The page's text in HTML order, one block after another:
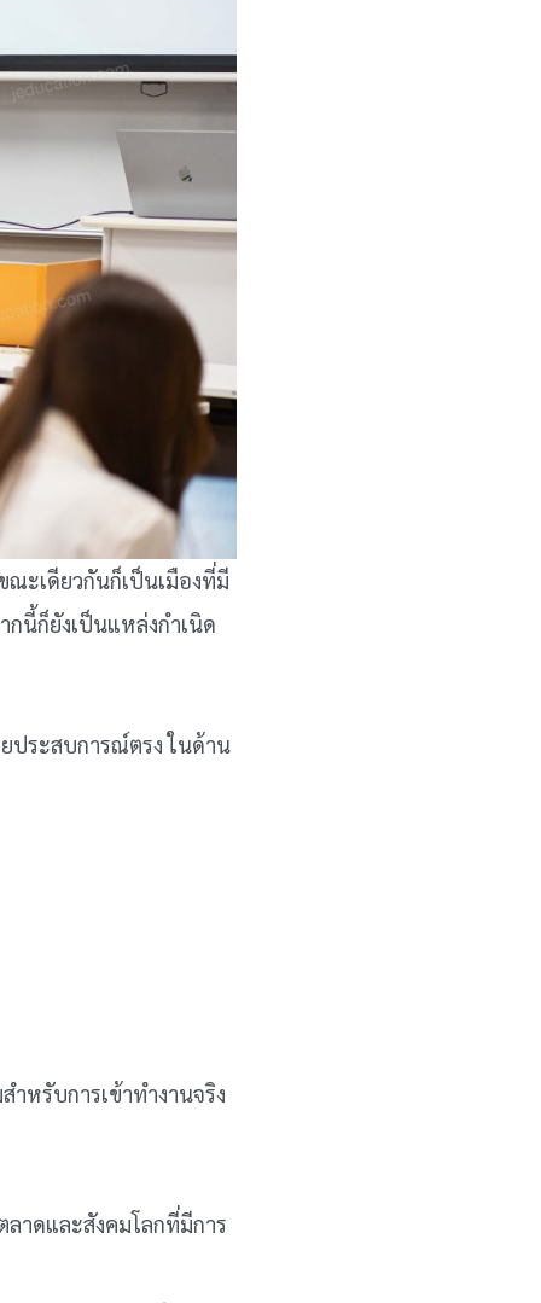
ะเดียวกันก็เป็นเมืองที่มี
นี้ก็ยังเป็นแหล่งกำเนิด
ประสบการณ์ตรง ในด้าน
หรับการเข้าทำงานจริง
าดและสังคมโลกที่มีการ